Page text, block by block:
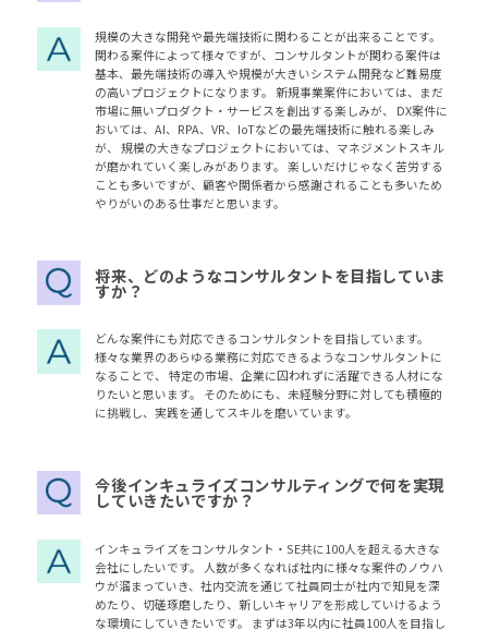
規模の大きな開発や最先端技術に関わることが出来ることです。
関わる案件によって様々ですが、コンサルタントが関わる案件は
基本、最先端技術の導入や規模が大きいシステム開発など難易度
の高いプロジェクトになります。 新規事業案件においては、まだ
市場に無いプロダクト・サービスを創出する楽しみが、 DX案件に
おいては、AI、RPA、VR、IoTなどの最先端技術に触れる楽しみ
が、 規模の大きなプロジェクトにおいては、マネジメントスキル
が磨かれていく楽しみがあります。 楽しいだけじゃなく苦労する
ことも多いですが、顧客や関係者から感謝されることも多いため
やりがいのある仕事だと思います。
将来、どのようなコンサルタントを目指していま
すか？
どんな案件にも対応できるコンサルタントを目指しています。
様々な業界のあらゆる業務に対応できるようなコンサルタントに
なることで、 特定の市場、企業に囚われずに活躍できる人材にな
りたいと思います。 そのためにも、未経験分野に対しても積極的
に挑戦し、実践を通してスキルを磨いています。
今後インキュライズコンサルティングで何を実現
していきたいですか？
インキュライズをコンサルタント・SE共に100人を超える大きな
会社にしたいです。 人数が多くなれば社内に様々な案件のノウハ
ウが溜まっていき、社内交流を通じて社員同士が社内で知見を深
めたり、切磋琢磨したり、新しいキャリアを形成していけるよう
な環境にしていきたいです。 まずは3年以内に社員100人を目指し